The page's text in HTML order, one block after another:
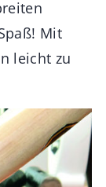
Mit
leicht zu